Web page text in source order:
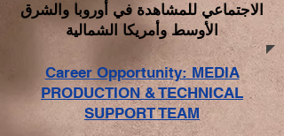
الاجتماعي للمشاهدة في أوروبا والشرق
الأوسط وأمريكا الشمالية
Career Opportunity: MEDIA
PRODUCTION & TECHNICAL
SUPPORT TEAM